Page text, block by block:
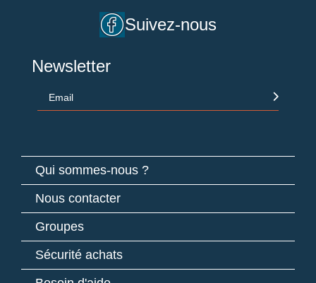
Suivez-nous
Newsletter
Email
Qui sommes-nous ?
Nous contacter
Groupes
Sécurité achats